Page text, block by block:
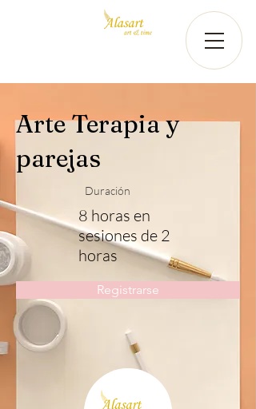
Ver atrás
Arte Terapia y
parejas
Duración
8 horas en
sesiones de 2
horas
Registrarse